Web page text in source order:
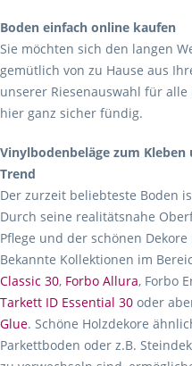
Boden einfach online kaufen
Sie möchten sich den langen
gemütlich von zu Hause aus
unserer Riesenauswahl für
hier ganz sicher fündig.
Vinylbodenbeläge zum
Trend
Der zurzeit beliebteste Boden
Durch seine realitätsnahe
Pflege und der schönen
Bekannte Kollektionen im
Classic 30, Forbo Allura, Forbo
Tarkett ID Essential 30 oder
Glue. Schöne Holzdekore
Parkettboden oder z.B.